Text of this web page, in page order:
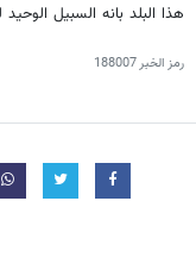
هذا البلد بانه السبیل
رمز الخبر188007